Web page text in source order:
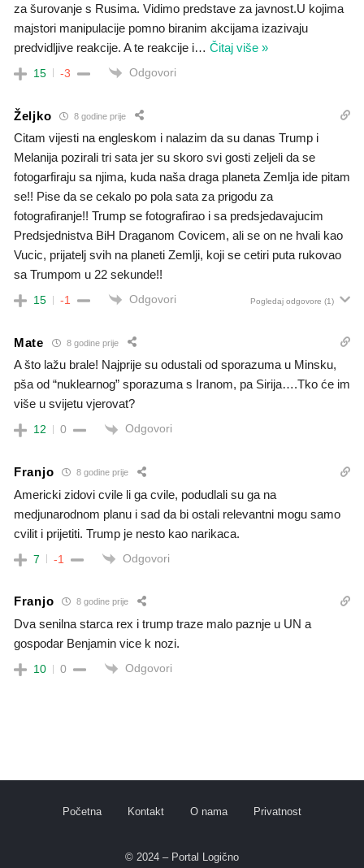
za šurovanje s Rusima. Vidimo predstave za javnost.U kojima
majstori manipulacije pomno biranim akcijama izazivaju
predvidljive reakcije. A te reakcije i… Čitaj više »
15 -3 Odgovori
Željko 8 godine prije
Citam vijesti na engleskom i nalazim da su danas Trump i
Melanija pozirali tri sata jer su skoro svi gosti zeljeli da se
fotogarfiraju sa njima, kuda naša draga planeta Zemlja ide pitam
se!! Pise da se cekalo po pola sata za prigodu za
fotografiranje!! Trump se fotografirao i sa predsjedavajucim
Predsjednistva BiH Draganom Covicem, ali se on ne hvali kao
Vucic, prijatelj svih na planeti Zemlji, koji se cetiri puta rukovao
sa Trumpom u 22 sekunde!!
15 -1 Odgovori Pogledaj odgovore (1)
Mate 8 godine prije
A što lažu brale! Najprije su odustali od sporazuma u Minsku,
pša od “nuklearnog” sporazuma s Iranom, pa Sirija….Tko će im
više u svijetu vjerovat?
12 0 Odgovori
Franjo 8 godine prije
Americki zidovi cvile li ga cvile, podudlali su ga na
medjunarodnom planu i sad da bi ostali relevantni mogu samo
cvilit i prijetiti. Trump je nesto kao narikaca.
7 -1 Odgovori
Franjo 8 godine prije
Dva senilna starca rex i trump traze malo paznje u UN a
gospodar Benjamin vice k nozi.
10 0 Odgovori
Početna Kontakt O nama Privatnost
© 2024 – Portal Logično